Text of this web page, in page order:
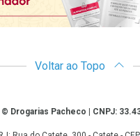
Voltar ao Topo
Drogarias Pacheco | CNPJ: